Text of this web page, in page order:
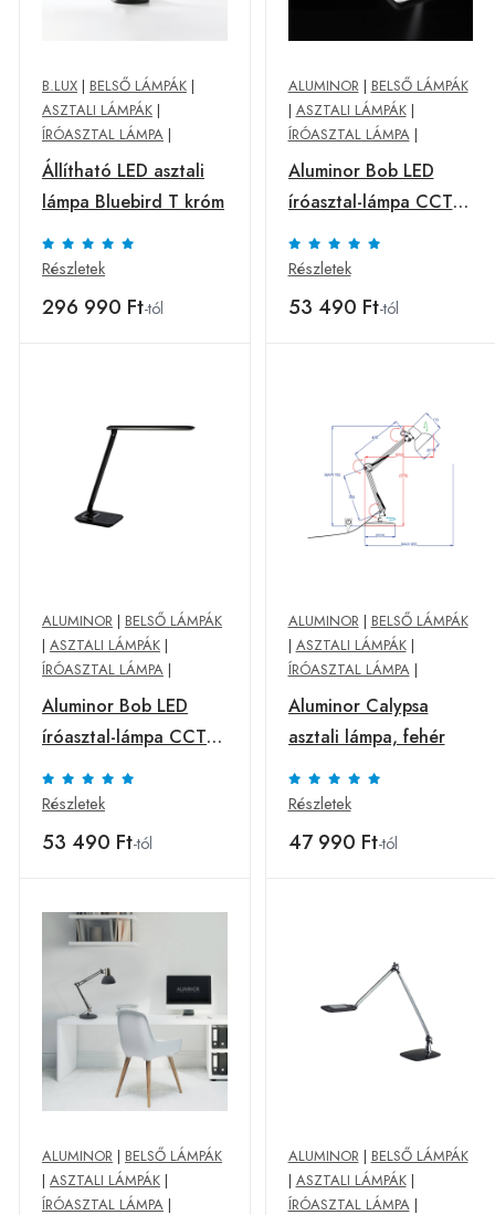
B.LUX | BELSŐ LÁMPÁK |
ASZTALI LÁMPÁK |
ÍRÓASZTAL LÁMPA |
Állítható LED asztali
lámpa Bluebird T króm
Részletek
296 990 Ft-tól
ALUMINOR| BELSŐ LÁMPÁK
| ASZTALI LÁMPÁK|
ÍRÓASZTAL LÁMPA|
Aluminor Bob LED
íróasztal-lámpa CCT
dim fehér
Részletek
53 490 Ft-tól
ALUMINOR | BELSŐ LÁMPÁK
| ASZTALI LÁMPÁK |
ÍRÓASZTAL LÁMPA |
Aluminor Bob LED
íróasztal-lámpa CCT
dim fekete
Részletek
53 490 Ft-tól
ALUMINOR| BELSŐ LÁMPÁK
| ASZTALI LÁMPÁK|
ÍRÓASZTAL LÁMPA|
Aluminor Calypsa
asztali lámpa, fehér
Részletek
47 990 Ft-tól
ALUMINOR | BELSŐ LÁMPÁK
| ASZTALI LÁMPÁK |
ÍRÓASZTAL LÁMPA |
ALUMINOR| BELSŐ LÁMPÁK
| ASZTALI LÁMPÁK|
ÍRÓASZTAL LÁMPA|